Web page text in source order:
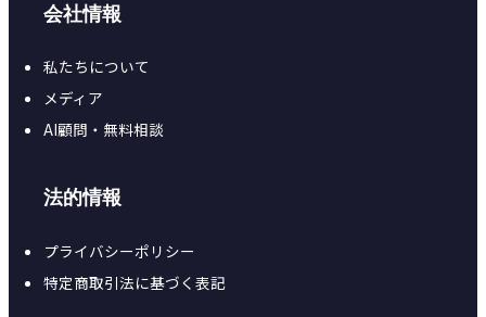
会社情報
私たちについて
メディア
AI顧問・無料相談
法的情報
プライバシーポリシー
特定商取引法に基づく表記